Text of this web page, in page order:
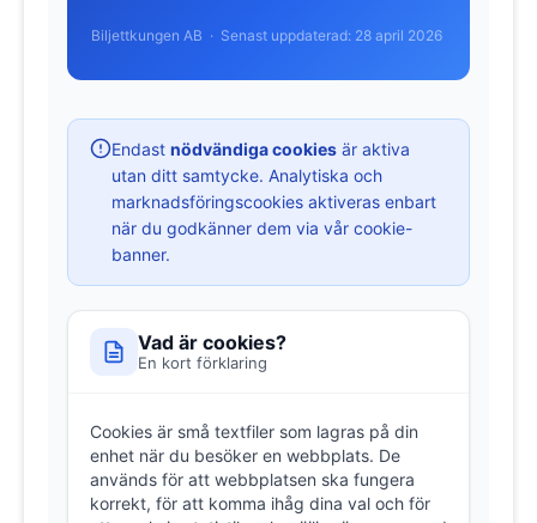
Biljettkungen AB · Senast uppdaterad: 28 april 2026
Endast nödvändiga cookies är aktiva
utan ditt samtycke. Analytiska och
marknadsföringscookies aktiveras enbart
när du godkänner dem via vår cookie-
banner.
Vad är cookies?
En kort förklaring
Cookies är små textfiler som lagras på din
enhet när du besöker en webbplats. De
används för att webbplatsen ska fungera
korrekt, för att komma ihåg dina val och för